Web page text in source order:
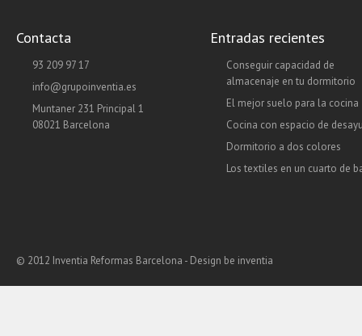
Contacta
93 209 97 17
info@grupoinventia.es
Muntaner 231 Principal 1
08021 Barcelona
Entradas recientes
Conseguir capacidad de
almacenaje en tu dormitorio
El mejor suelo para la cocina
Cocina con espacio de
Dormitorio a dos colores
Los textiles en un cuarto de
© 2012 Inventia Reformas Barcelona - Design be inventia